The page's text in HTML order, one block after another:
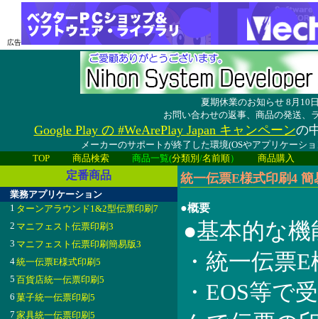
広告
夏期休業のお知らせ 8月10
お問い合わせの返事、商品の発送、
Google Play の #WeArePlay Japan キャンペーンの
メーカーのサポートが終了した環境(OSやアプリケーシ
TOP
商品検索 商品一覧(分類別 /名前順） 商品購入
定番商品
業務アプリケーション
1 ターンアラウンド1&2型伝票印刷7
2 マニフェスト伝票印刷3
3 マニフェスト伝票印刷簡易版3
4統一伝票E様式印刷5
5 百貨店統一伝票印刷5
6 菓子統一伝票印刷5
7 家具統一伝票印刷5
統一伝票E様式印刷4
●概要
●基本的な機
・統一伝票
・EOS等で